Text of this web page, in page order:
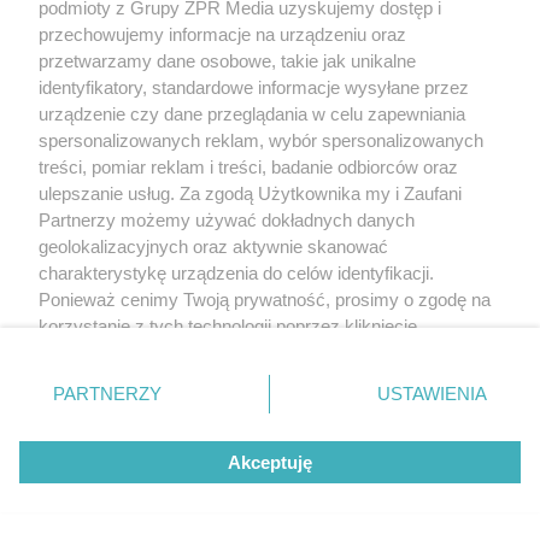
Dramat kolarzy na 4. etapie Tour de
Pologne. Peleton zmiażdżony przez
kraksę przed Karpaczem
Karolina Szostak zaskoczyła na
podmioty z Grupy ZPR Media uzyskujemy dostęp i
przechowujemy informacje na urządzeniu oraz
przetwarzamy dane osobowe, takie jak unikalne
identyfikatory, standardowe informacje wysyłane przez
urządzenie czy dane przeglądania w celu zapewniania
spersonalizowanych reklam, wybór spersonalizowanych
treści, pomiar reklam i treści, badanie odbiorców oraz
ulepszanie usług. Za zgodą Użytkownika my i Zaufani
Partnerzy możemy używać dokładnych danych
geolokalizacyjnych oraz aktywnie skanować
charakterystykę urządzenia do celów identyfikacji.
Ponieważ cenimy Twoją prywatność, prosimy o zgodę na
korzystanie z tych technologii poprzez kliknięcie
zmienić/wycofać klikając przycisk ustawień prywatności
znajdujący się w lewym dolnym rogu strony
rodzaje przetwarzania danych nie wymagają zgody
użytkownika, ale masz prawo sprzeciwić się takiemu
przetwarzaniu. Preferencje będą miały zastosowanie tylko
PARTNERZY USTAWIENIA
Akceptuję